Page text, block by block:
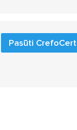
Pasūti CrefoCert